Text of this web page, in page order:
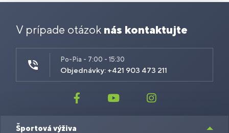
V prípade otázok nás kontaktujte
Po-Pia - 7:00 - 15:30
Objednávky: +421 903 473 211
Športová výživa